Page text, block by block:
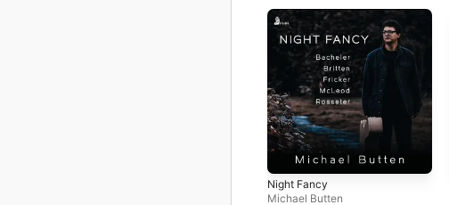
Night Fancy
Michael Butten